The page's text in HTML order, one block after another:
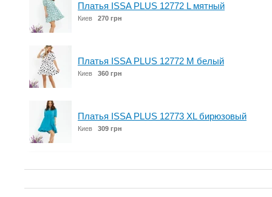
Платья ISSA PLUS 12772 L мятный
Киев 270 грн
Платья ISSA PLUS 12772 M белый
Киев 360 грн
Платья ISSA PLUS 12773 XL бирюзовый
Киев 309 грн